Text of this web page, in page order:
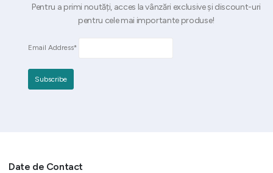
Pentru a primi noutăți, acces la vânzări exclusive și discount-uri
pentru cele mai importante produse!
Email Address*
Date de Contact